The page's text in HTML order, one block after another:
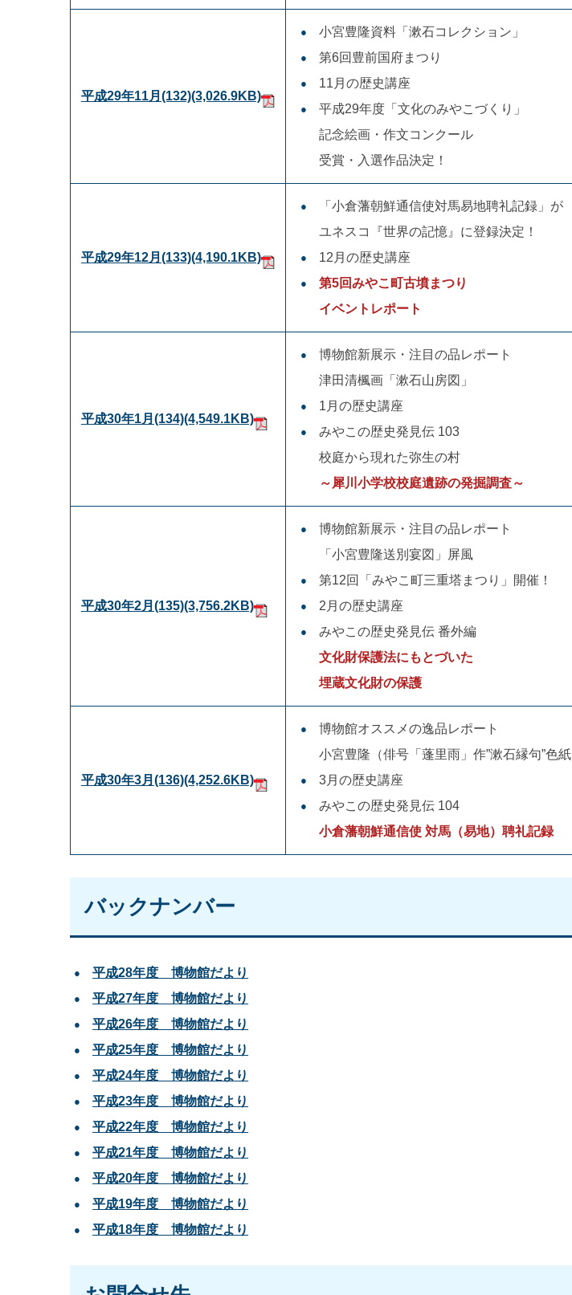
平成29年11月(132)(3,026.9KB)
小宮豊隆資料「漱石コレクション」
第6回豊前国府まつり
11月の歴史講座
平成29年度「文化のみやこづくり」
記念絵画・作文コンクール
受賞・入選作品決定！
平成29年12月(133)(4,190.1KB)
「小倉藩朝鮮通信使対馬易地聘礼記録」が
ユネスコ『世界の記憶』に登録決定！
12月の歴史講座
第5回みやこ町古墳まつり
イベントレポート
平成30年1月(134)(4,549.1KB)
博物館新展示・注目の品レポート
津田清楓画「漱石山房図」
1月の歴史講座
みやこの歴史発見伝 103
校庭から現れた弥生の村
～犀川小学校校庭遺跡の発掘調査～
平成30年2月(135)(3,756.2KB)
博物館新展示・注目の品レポート
「小宮豊隆送別宴図」屏風
第12回「みやこ町三重塔まつり」開催！
2月の歴史講座
みやこの歴史発見伝 番外編
文化財保護法にもとづいた
埋蔵文化財の保護
平成30年3月(136)(4,252.6KB)
博物館オススメの逸品レポート
小宮豊隆（俳号「蓬里雨」作”漱石縁句”色紙
3月の歴史講座
みやこの歴史発見伝 104
小倉藩朝鮮通信使 対馬（易地）聘礼記録
バックナンバー
平成28年度 博物館だより
平成27年度 博物館だより
平成26年度 博物館だより
平成25年度 博物館だより
平成24年度 博物館だより
平成23年度 博物館だより
平成22年度 博物館だより
平成21年度 博物館だより
平成20年度 博物館だより
平成19年度 博物館だより
平成18年度 博物館だより